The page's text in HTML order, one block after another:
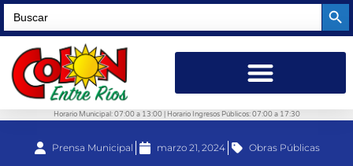
Search
for:
Horario Municipal: 07:00 a 13:00 | Horario Ingresos Públicos: 07:00 a 17:30
Prensa Municipal marzo 21, 2024 Obras Públicas